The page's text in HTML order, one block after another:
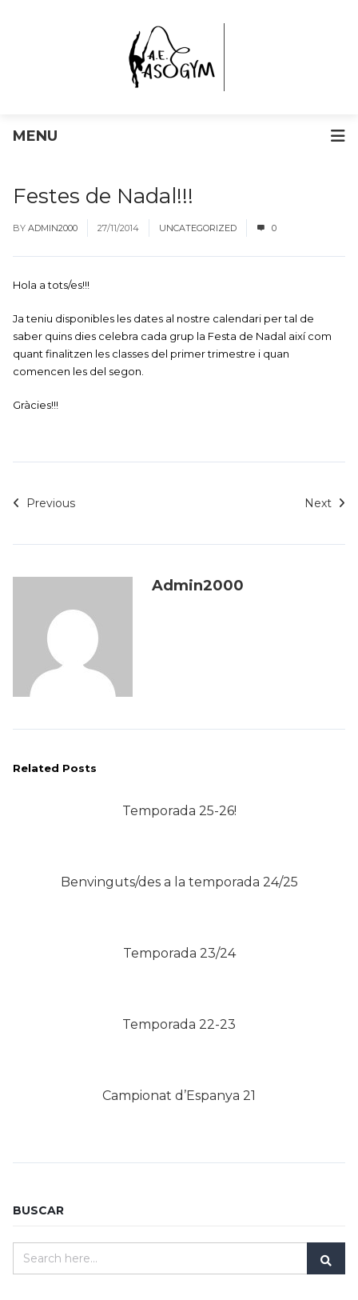
MENU
Festes de Nadal!!!
BY ADMIN2000 27/11/2014 UNCATEGORIZED 0
Hola a tots/es!!!
Ja teniu disponibles les dates al nostre calendari per tal de
saber quins dies celebra cada grup la Festa de Nadal així com
quant finalitzen les classes del primer trimestre i quan
comencen les del segon.
Gràcies!!!
Previous Next
Admin2000
Related Posts
Temporada 25-26!
Benvinguts/des a la temporada 24/25
Temporada 23/24
Temporada 22-23
Campionat d’Espanya 21
BUSCAR